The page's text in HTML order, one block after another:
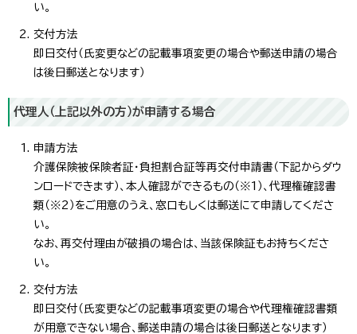
い。
交付方法
即日交付（氏変更などの記載事項変更の場合や郵送申請の場合
は後日郵送となります）
代理人（上記以外の方）が申請する場合
申請方法
介護保険被保険者証・負担割合証等再交付申請書（下記からダウ
ンロードできます）、本人確認ができるもの（※1）、代理権確認書
類（※2）をご用意のうえ、窓口もしくは郵送にて申請してくださ
い。
なお、再交付理由が破損の場合は、当該保険証もお持ちくださ
い。
交付方法
即日交付（氏変更などの記載事項変更の場合や代理権確認書類
が用意できない場合、郵送申請の場合は後日郵送となります）